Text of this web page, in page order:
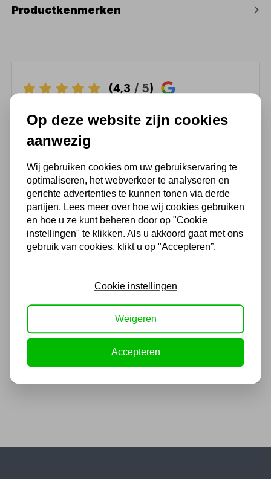
Productkenmerken
(4,3 / 5)
Chat met ons van 9:00 tot 21:00 !
Voor 16.00 u besteld, dezelfde dag
(Technische) Vragen ? Bel ons +31
548 51 75 75
1.500 m2 winkel in Rijssen !
Twents familiebedrijf sinds 1992 !
Telesteps ladder Prime Line
4,1m Stab. balk 80mm
640,09
529,00 excl. BTW
Op deze website zijn cookies
aanwezig
Wij gebruiken cookies om uw gebruikservaring te
optimaliseren, het webverkeer te analyseren en
gerichte advertenties te kunnen tonen via derde
partijen. Lees meer over hoe wij cookies gebruiken
en hoe u ze kunt beheren door op "Cookie
instellingen" te klikken. Als u akkoord gaat met ons
gebruik van cookies, klikt u op "Accepteren”.
Cookie instellingen
Weigeren
Accepteren